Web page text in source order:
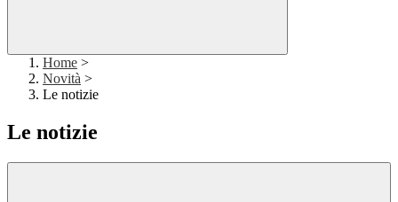
Home >
Novità >
Le notizie
Le notizie